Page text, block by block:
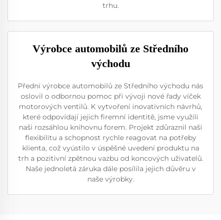
trhu.
Výrobce automobilů ze Středního
východu
Přední výrobce automobilů ze Středního východu nás
oslovil o odbornou pomoc při vývoji nové řady víček
motorových ventilů. K vytvoření inovativních návrhů,
které odpovídají jejich firemní identitě, jsme využili
naši rozsáhlou knihovnu forem. Projekt zdůraznil naši
flexibilitu a schopnost rychle reagovat na potřeby
klienta, což vyústilo v úspěšné uvedení produktu na
trh a pozitivní zpětnou vazbu od koncových uživatelů.
Naše jednoletá záruka dále posílila jejich důvěru v
naše výrobky.